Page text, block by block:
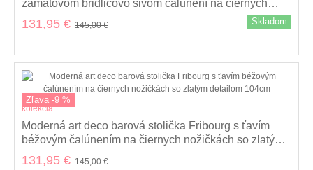
zamatovom bridlicovo sivom čalúnení na čiernych
nožičkách 104cm
131,95 € 145,00 € Skladom
Zľava -9 %
kolekcia
Moderná art deco barová stolička Fribourg s ťavím
béžovým čalúnením na čiernych nožičkách so zlatým
detailom 104cm
131,95 € 145,00 €